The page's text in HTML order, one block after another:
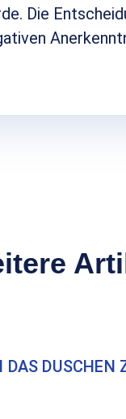
Die
DUSCHEN